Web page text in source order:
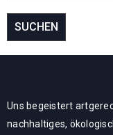
SUCHEN
Uns begeistert
nachhaltiges,